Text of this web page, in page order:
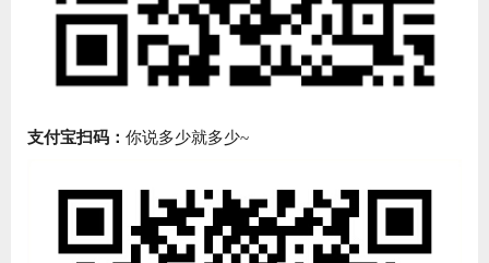
支付宝扫码： 你说多少就多少~